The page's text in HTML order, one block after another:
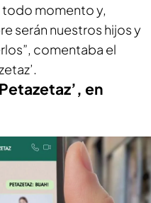
todo momento y,
serán nuestros hijos y
comentaba el
en